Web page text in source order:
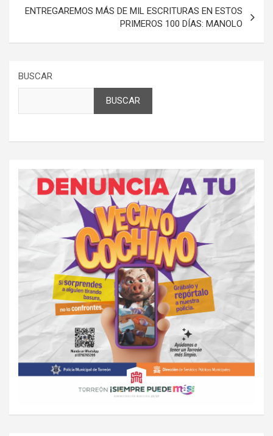
ENTREGAREMOS MÁS DE MIL ESCRITURAS EN ESTOS
PRIMEROS 100 DÍAS: MANOLO
BUSCAR
BUSCAR